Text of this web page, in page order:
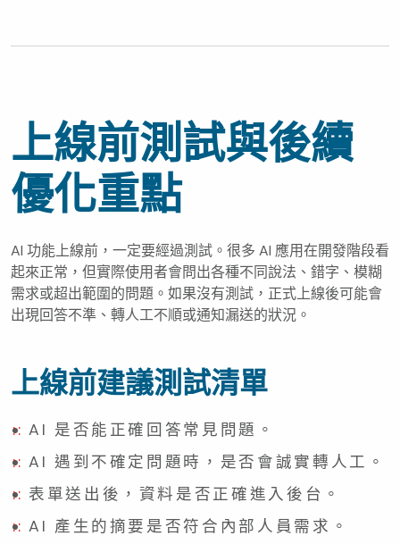
上線前測試與後續
優化重點
AI 功能上線前，一定要經過測試。很多 AI 應用在開發階段看
起來正常，但實際使用者會問出各種不同說法、錯字、模糊
需求或超出範圍的問題。如果沒有測試，正式上線後可能會
出現回答不準、轉人工不順或通知漏送的狀況。
上線前建議測試清單
AI 是否能正確回答常見問題。
AI 遇到不確定問題時，是否會誠實轉人工。
表單送出後，資料是否正確進入後台。
AI 產生的摘要是否符合內部人員需求。